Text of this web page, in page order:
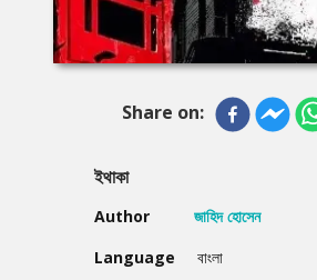
Share on:
ইথাকা
Author
জাহিদ হোসেন
Language
বাংলা